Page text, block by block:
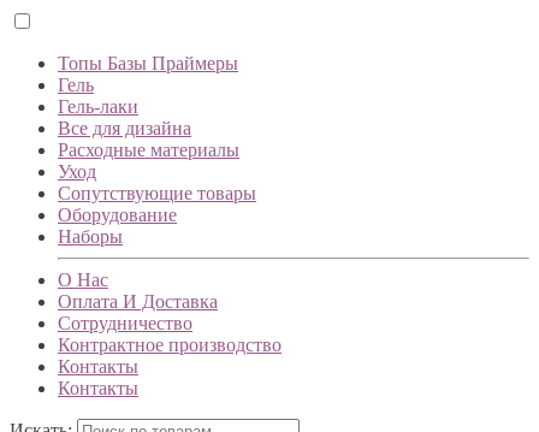
Топы Базы Праймеры
Гель
Гель-лаки
Все для дизайна
Расходные материалы
Уход
Сопутствующие товары
Оборудование
Наборы
О Нас
Оплата И Доставка
Сотрудничество
Контрактное производство
Контакты
Контакты